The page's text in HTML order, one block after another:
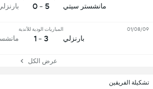
تشكيلة الفريقين
مانشستر سيتي 5 - 0
بارنزلي
المباريات الودية للأندية
3 - 1
01/08/09
عرض الكل